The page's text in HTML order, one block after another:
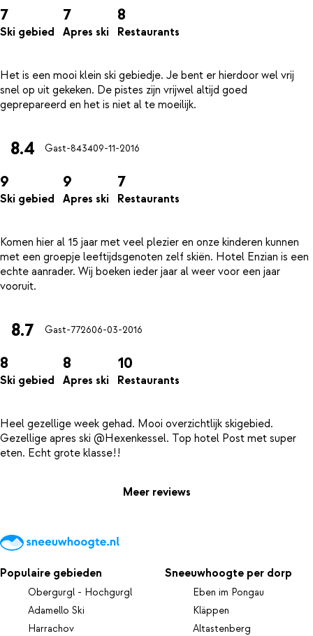
7
Ski gebied
7
Apres ski
8
Restaurants
Het is een mooi klein ski gebiedje. Je bent er hierdoor wel vrij
snel op uit gekeken. De pistes zijn vrijwel altijd goed
8.4 Gast-843409-11-2016
9
Ski gebied
9
Apres ski
7
Restaurants
Komen hier al 15 jaar met veel plezier en onze kinderen kunnen
met een groepje leeftijdsgenoten zelf skiën. Hotel Enzian is een
echte aanrader. Wij boeken ieder jaar al weer voor een jaar
8.7 Gast-772606-03-2016
8
Ski gebied
8
Apres ski
10
Restaurants
Heel gezellige week gehad. Mooi overzichtlijk skigebied.
Gezellige apres ski @Hexenkessel. Top hotel Post met super
Meer reviews
Populaire gebieden
Obergurgl - Hochgurgl
Adamello Ski
Harrachov
Sneeuwhoogte per dorp
Eben im Pongau
Kläppen
Altastenberg